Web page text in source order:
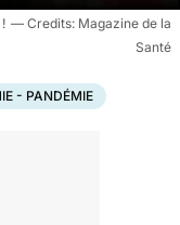
Magazine de la
Santé
- PANDÉMIE